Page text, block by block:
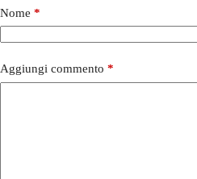
Nome *
Aggiungi commento *